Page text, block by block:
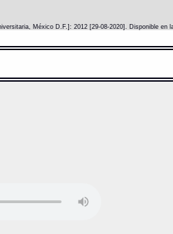
México D.F.]: 2012 [29-08-2020]. Disponible en